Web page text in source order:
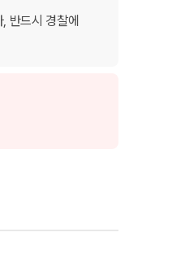
반드시 경찰에